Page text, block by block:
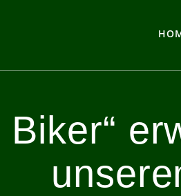
Biker“